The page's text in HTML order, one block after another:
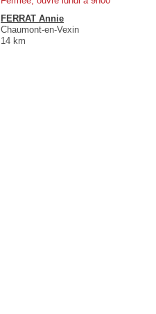
FERRAT Annie
Chaumont-en-Vexin
14 km